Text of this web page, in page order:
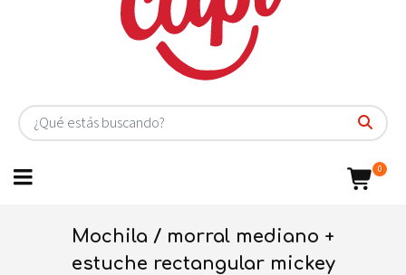
0
mochila / morral mediano +
estuche rectangular mickey